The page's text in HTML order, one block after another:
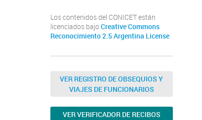
Los contenidos del CONICET están
licenciados bajo Creative Commons
Reconocimiento 2.5 Argentina License
VER REGISTRO DE OBSEQUIOS Y
VIAJES DE FUNCIONARIOS
VER VERIFICADOR DE RECIBOS